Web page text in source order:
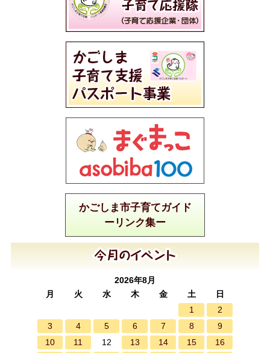
かごしま市子育てガイド
ーリンク集ー
2026年8月
月
火 水 木 金 土
日
1
2
3
4 5 6 7 8
9
10
11 12 13 14 15
16